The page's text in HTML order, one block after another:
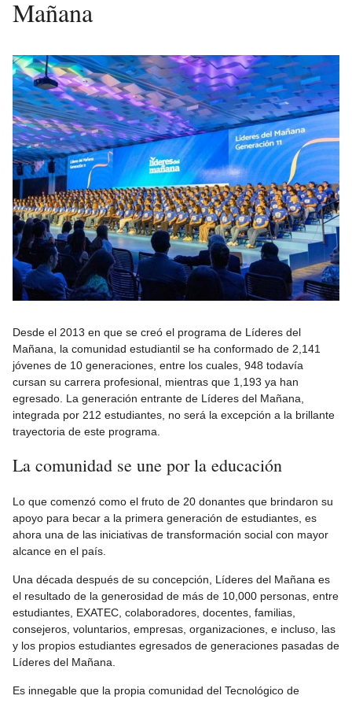
Mañana
Desde el 2013 en que se creó el programa de Líderes del
Mañana, la comunidad estudiantil se ha conformado de 2,141
jóvenes de 10 generaciones, entre los cuales, 948 todavía
cursan su carrera profesional, mientras que 1,193 ya han
egresado. La generación entrante de Líderes del Mañana,
integrada por 212 estudiantes, no será la excepción a la brillante
trayectoria de este programa.
La comunidad se une por la educación
Lo que comenzó como el fruto de 20 donantes que brindaron su
apoyo para becar a la primera generación de estudiantes, es
ahora una de las iniciativas de transformación social con mayor
alcance en el país.
Una década después de su concepción, Líderes del Mañana es
el resultado de la generosidad de más de 10,000 personas, entre
estudiantes, EXATEC, colaboradores, docentes, familias,
consejeros, voluntarios, empresas, organizaciones, e incluso, las
y los propios estudiantes egresados de generaciones pasadas de
Líderes del Mañana.
Es innegable que la propia comunidad del Tecnológico de